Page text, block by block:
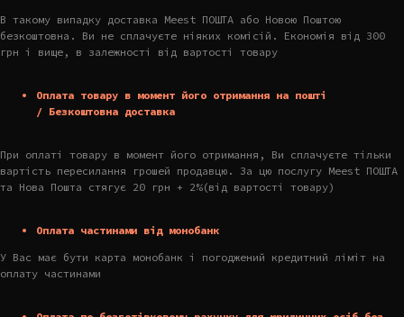
В такому випадку доставка Meest ПОШТА або Новою Поштою
безкоштовна. Ви не сплачуєте ніяких комісій. Економія від 300
грн і вище, в залежності від вартості товару
Оплата товару в момент його отримання на пошті
/ Безкоштовна доставка
При оплаті товару в момент його отримання, Ви сплачуєте тільки
вартість пересилання грошей продавцю. За цю послугу Meest ПОШТА
та Нова Пошта стягує 20 грн + 2%(від вартості товару)
Оплата частинами від монобанк
У Вас має бути карта монобанк і погоджений кредитний ліміт на
оплату частинами